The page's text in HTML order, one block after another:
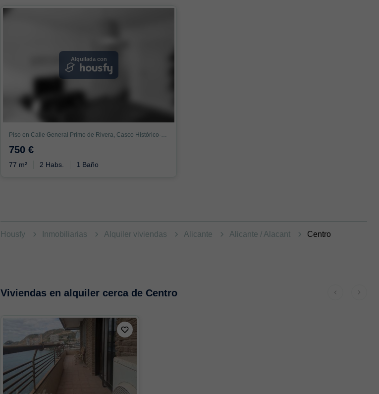
Alquilada con
750 €
77 m² 2 Habs. 1 Baño
Housfy Inmobiliarias Alquiler viviendas Alicante Alicante / Alacant Centro
Viviendas en alquiler cerca de Centro